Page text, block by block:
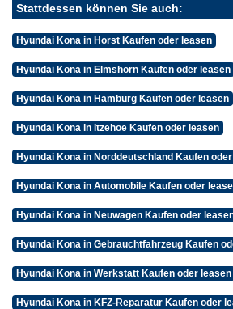
Stattdessen können Sie auch:
Hyundai Kona in Horst Kaufen oder leasen
Hyundai Kona in Elmshorn Kaufen oder leasen
Hyundai Kona in Hamburg Kaufen oder leasen
Hyundai Kona in Itzehoe Kaufen oder leasen
Hyundai Kona in Norddeutschland Kaufen
Hyundai Kona in Automobile Kaufen oder
Hyundai Kona in Neuwagen Kaufen oder
Hyundai Kona in Gebrauchtfahrzeug Kaufen
Hyundai Kona in Werkstatt Kaufen oder leasen
Hyundai Kona in KFZ-Reparatur Kaufen oder